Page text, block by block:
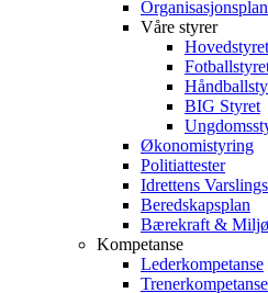
Organisasjonsplan
Våre styrer
Hovedstyret
BIG Styret
Økonomistyring
Politiattester
Idrettens
Beredskapsplan
Bærekraft & Miljø
Kompetanse
Lederkompetanse
Trenerkompetanse